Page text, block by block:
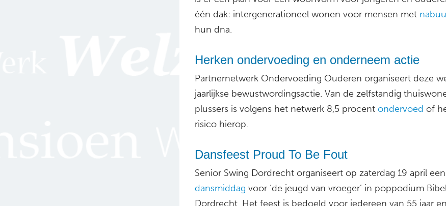
één dak: intergenerationeel wonen voor mensen met
hun dna.
Herken ondervoeding en onderneem actie
Partnernetwerk Ondervoeding Ouderen organiseert deze
jaarlijkse bewustwordingsactie. Van de zelfstandig
plussers is volgens het netwerk 8,5 procent ondervoed of
risico hierop.
Dansfeest Proud To Be Fout
Senior Swing Dordrecht organiseert op zaterdag 19 april een
dansmiddag voor ‘de jeugd van vroeger’ in poppodium
Dordrecht. Het feest is bedoeld voor iedereen van 55 jaar